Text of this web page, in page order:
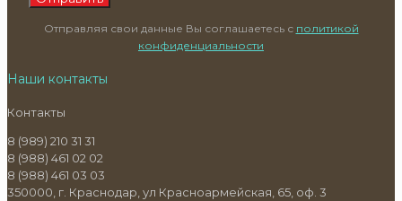
Отправляя свои данные Вы соглашаетесь с политикой
конфиденциальности
Наши контакты
Контакты
8 (989) 210 31 31
8 (988) 461 02 02
8 (988) 461 03 03
350000, г. Краснодар, ул Красноармейская, 65, оф. 3